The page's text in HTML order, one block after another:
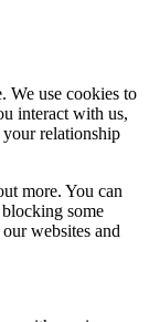
We use cookies to
interact with us,
relationship
more. You can
some
websites and